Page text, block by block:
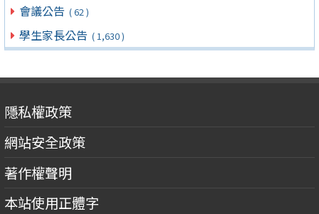
會議公告 ( 62 )
學生家長公告 ( 1,630 )
隱私權政策
網站安全政策
著作權聲明
本站使用正體字